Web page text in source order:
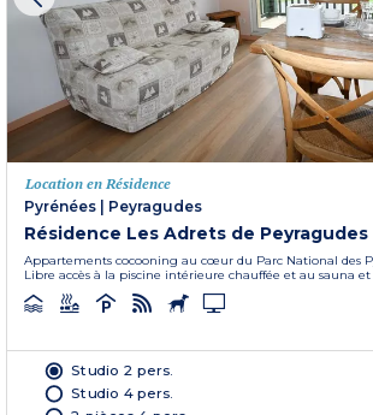
Location en Résidence
Pyrénées | Peyragudes
Résidence Les Adrets de Peyragudes
Appartements cocooning au cœur du Parc National des
Libre accès à la piscine intérieure chauffée et au sauna et
Studio 2 pers.
Studio 4 pers.